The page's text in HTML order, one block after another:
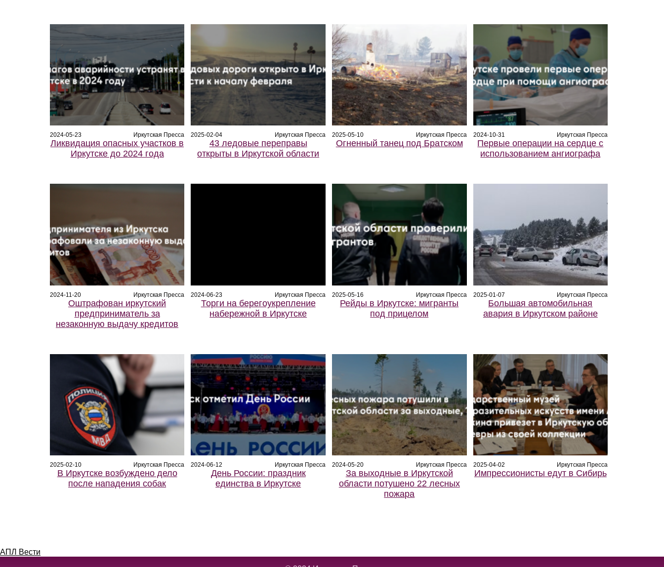
2024-05-23 Иркутская Пресса
Ликвидация опасных участков в
Иркутске до 2024 года
2025-02-04 Иркутская Пресса
43 ледовые переправы
открыты в Иркутской области
2025-05-10 Иркутская Пресса
Огненный танец под Братском
2024-10-31 Иркутская Пресса
Первые операции на сердце с
использованием ангиографа
2024-11-20 Иркутская Пресса
Оштрафован иркутский
предприниматель за
незаконную выдачу кредитов
2024-06-23 Иркутская Пресса
Торги на берегоукрепление
набережной в Иркутске
2025-05-16 Иркутская Пресса
Рейды в Иркутске: мигранты
под прицелом
2025-01-07 Иркутская Пресса
Большая автомобильная
авария в Иркутском районе
2025-02-10 Иркутская Пресса
В Иркутске возбуждено дело
после нападения собак
2024-06-12 Иркутская Пресса
День России: праздник
единства в Иркутске
2024-05-20 Иркутская Пресса
За выходные в Иркутской
области потушено 22 лесных
пожара
2025-04-02 Иркутская Пресса
Импрессионисты едут в Сибирь
АПЛ Вести